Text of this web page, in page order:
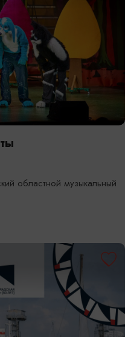
областной музыкальный